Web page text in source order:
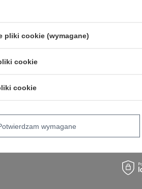
pliki cookie (wymagane)
cookie
cookie
wymagane